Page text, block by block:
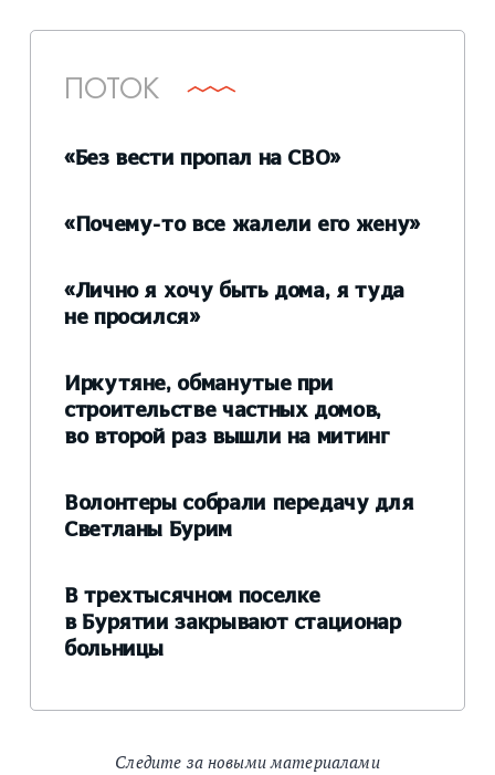
ПОТОК
«Без вести пропал на СВО»
«Почему-то все жалели его жену»
«Лично я хочу быть дома, я туда
не просился»
Иркутяне, обманутые при
строительстве частных домов,
во второй раз вышли на митинг
Волонтеры собрали передачу для
Светланы Бурим
В трехтысячном поселке
в Бурятии закрывают стационар
больницы
Следите за новыми материалами